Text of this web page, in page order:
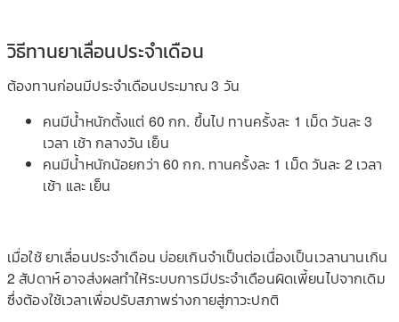
วิธีทานยาเลื่อนประจำเดือน
ต้องทานก่อนมีประจำเดือนประมาณ 3 วัน
คนมีน้ำหนักตั้งแต่ 60 กก. ขึ้นไป ทานครั้งละ 1 เม็ด วันละ 3
เวลา เช้า กลางวัน เย็น
คนมีน้ำหนักน้อยกว่า 60 กก. ทานครั้งละ 1 เม็ด วันละ 2 เวลา
เช้า และ เย็น
เมื่อใช้ ยาเลื่อนประจำเดือน บ่อยเกินจำเป็นต่อเนื่องเป็นเวลานานเกิน
2 สัปดาห์ อาจ​ส่งผลทำให้ระบบการมีประจำเดือนผิดเพี้ยนไปจากเดิม
ซึ่งต้องใช้เวลาเพื่อปรับสภาพร่างกายสู่ภาวะ​ปกติ